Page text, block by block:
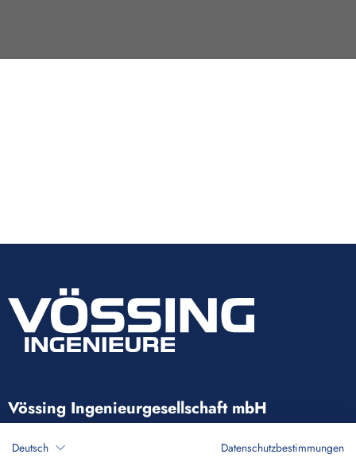
Vössing Ingenieurgesellschaft mbH
Brunnenstraße 29-31
Deutsch Datenschutzbestimmungen